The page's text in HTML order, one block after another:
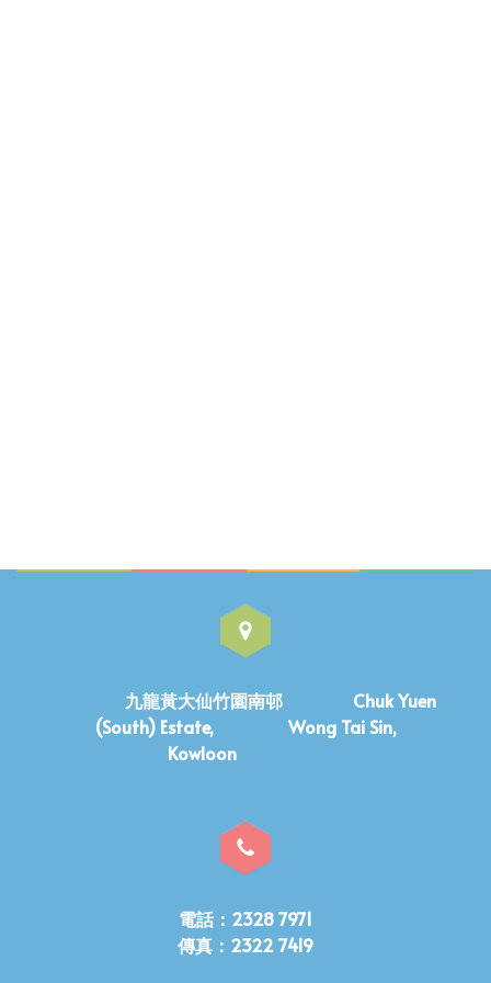
九龍黃大仙竹園南邨 Chuk Yuen
(South) Estate, Wong Tai Sin,
Kowloon
電話：2328 7971
傳真：2322 7419